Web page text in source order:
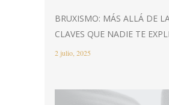
BRUXISMO: MÁS ALLÁ DE
CLAVES QUE NADIE TE
2 julio, 2025